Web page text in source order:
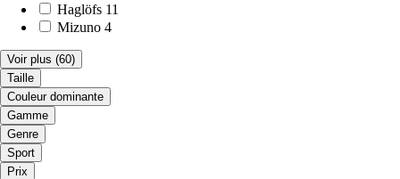
Haglöfs 11
Mizuno 4
Voir plus (60)
Taille
Couleur dominante
Gamme
Genre
Sport
Prix